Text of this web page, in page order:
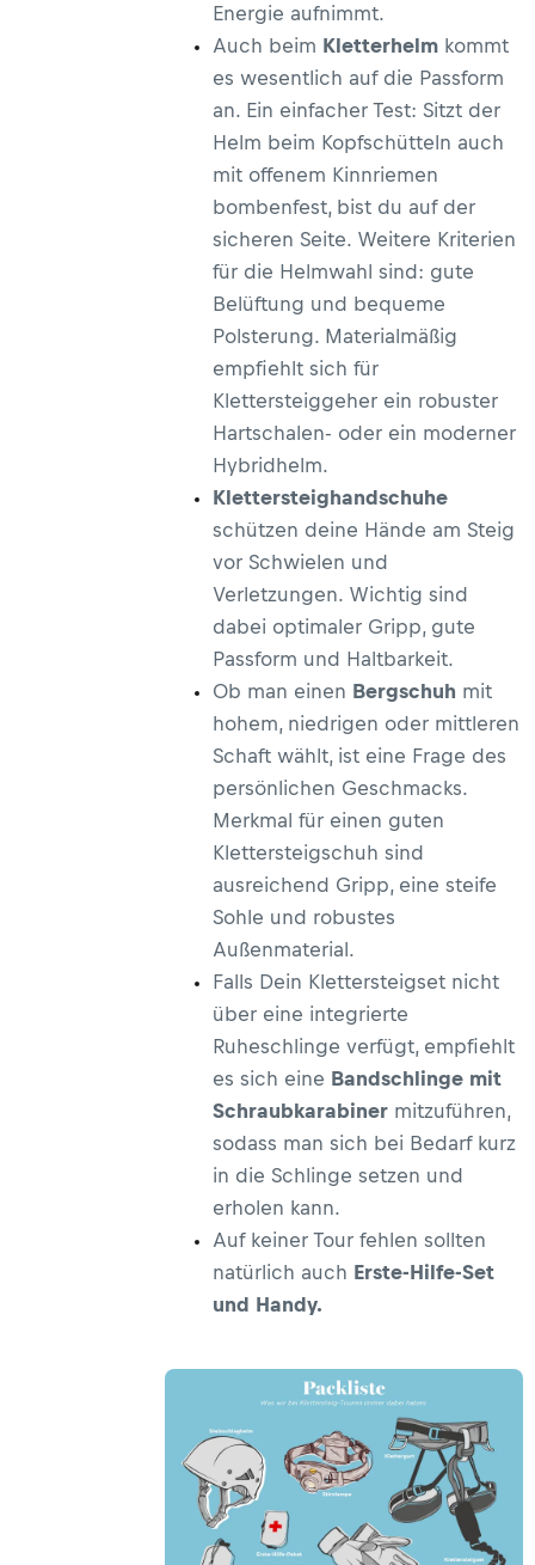
Energie aufnimmt.
Auch beim Kletterhelm kommt
es wesentlich auf die Passform
an. Ein einfacher Test: Sitzt der
Helm beim Kopfschütteln auch
mit offenem Kinnriemen
bombenfest, bist du auf der
sicheren Seite. Weitere Kriterien
für die Helmwahl sind: gute
Belüftung und bequeme
Polsterung. Materialmäßig
empfiehlt sich für
Klettersteiggeher ein robuster
Hartschalen- oder ein moderner
Hybridhelm.
Klettersteighandschuhe
schützen deine Hände am Steig
vor Schwielen und
Verletzungen. Wichtig sind
dabei optimaler Gripp, gute
Passform und Haltbarkeit.
Ob man einen Bergschuh mit
hohem, niedrigen oder mittleren
Schaft wählt, ist eine Frage des
persönlichen Geschmacks.
Merkmal für einen guten
Klettersteigschuh sind
ausreichend Gripp, eine steife
Sohle und robustes
Außenmaterial.
Falls Dein Klettersteigset nicht
über eine integrierte
Ruheschlinge verfügt, empfiehlt
es sich eine Bandschlinge mit
Schraubkarabiner mitzuführen,
sodass man sich bei Bedarf kurz
in die Schlinge setzen und
erholen kann.
Auf keiner Tour fehlen sollten
natürlich auch Erste-Hilfe-Set
und Handy.